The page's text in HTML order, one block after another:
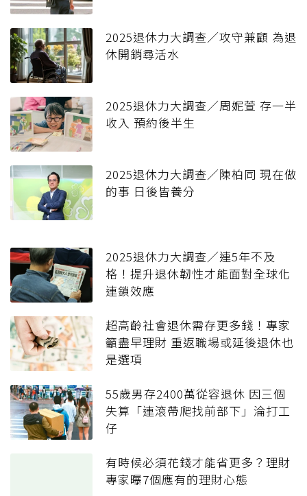
2025退休力大調查／攻守兼顧 為退
休開銷尋活水
2025退休力大調查／周妮萱 存一半
收入 預約後半生
2025退休力大調查／陳柏同 現在做
的事 日後皆養分
2025退休力大調查／連5年不及
格！提升退休韌性才能面對全球化
連鎖效應
超高齡社會退休需存更多錢！專家
籲盡早理財 重返職場或延後退休也
是選項
55歲男存2400萬從容退休 因三個
失算「連滾帶爬找前部下」淪打工
仔
有時候必須花錢才能省更多？理財
專家曝7個應有的理財心態